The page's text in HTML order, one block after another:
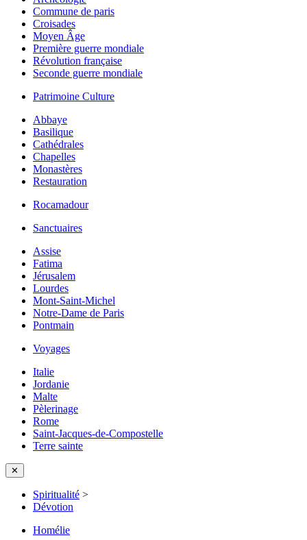
Commune de paris
Croisades
Moyen Âge
Première guerre mondiale
Révolution française
Seconde guerre mondiale
Patrimoine Culture
Abbaye
Basilique
Cathédrales
Chapelles
Monastères
Restauration
Rocamadour
Sanctuaires
Assise
Fatima
Jérusalem
Lourdes
Mont-Saint-Michel
Notre-Dame de Paris
Pontmain
Voyages
Italie
Jordanie
Malte
Pèlerinage
Rome
Saint-Jacques-de-Compostelle
Terre sainte
✕
Spiritualité >
Dévotion
Homélie